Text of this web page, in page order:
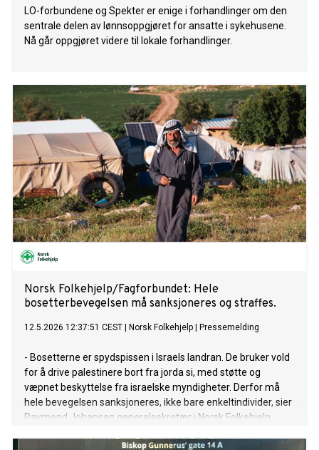
LO-forbundene og Spekter er enige i forhandlinger om den
sentrale delen av lønnsoppgjøret for ansatte i sykehusene.
Nå går oppgjøret videre til lokale forhandlinger.
Norsk Folkehjelp/Fagforbundet: Hele
bosetterbevegelsen må sanksjoneres og straffes.
12.5.2026 12:37:51 CEST Norsk Folkehjelp Pressemelding
- Bosetterne er spydspissen i Israels landran. De bruker vold
for å drive palestinere bort fra jorda si, med støtte og
væpnet beskyttelse fra israelske myndigheter. Derfor må
hele bevegelsen sanksjoneres, ikke bare enkeltindivider, sier
Raymond Johansen generalsekretær i Norsk Folkehjelp.